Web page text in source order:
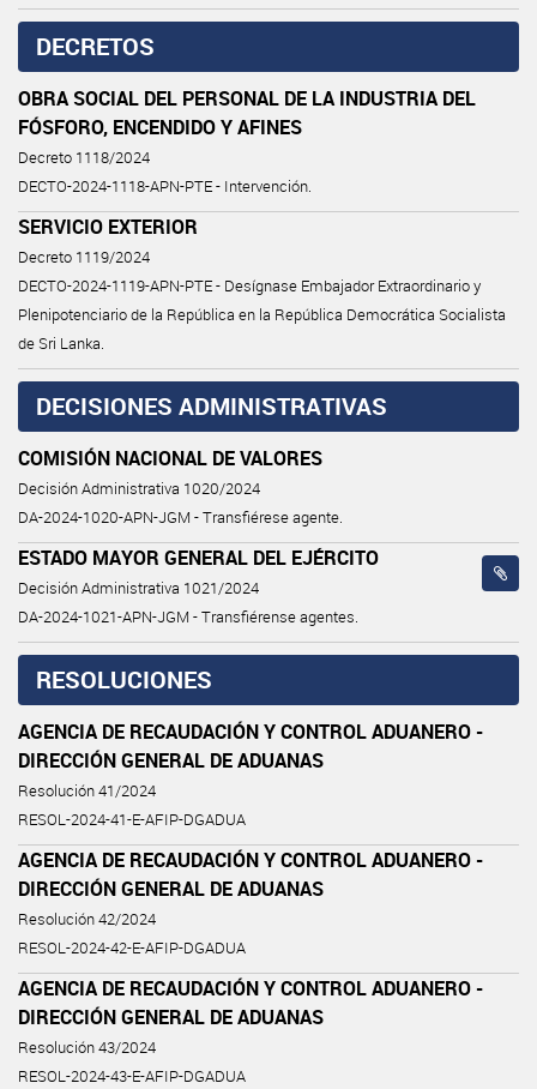
DECRETOS
OBRA SOCIAL DEL PERSONAL DE LA INDUSTRIA DEL
FÓSFORO, ENCENDIDO Y AFINES
Decreto 1118/2024
DECTO-2024-1118-APN-PTE - Intervención.
SERVICIO EXTERIOR
Decreto 1119/2024
DECTO-2024-1119-APN-PTE - Desígnase Embajador Extraordinario y
Plenipotenciario de la República en la República Democrática Socialista
de Sri Lanka.
DECISIONES ADMINISTRATIVAS
COMISIÓN NACIONAL DE VALORES
Decisión Administrativa 1020/2024
DA-2024-1020-APN-JGM - Transfiérese agente.
ESTADO MAYOR GENERAL DEL EJÉRCITO
Decisión Administrativa 1021/2024
DA-2024-1021-APN-JGM - Transfiérense agentes.
RESOLUCIONES
AGENCIA DE RECAUDACIÓN Y CONTROL ADUANERO -
DIRECCIÓN GENERAL DE ADUANAS
Resolución 41/2024
RESOL-2024-41-E-AFIP-DGADUA
AGENCIA DE RECAUDACIÓN Y CONTROL ADUANERO -
DIRECCIÓN GENERAL DE ADUANAS
Resolución 42/2024
RESOL-2024-42-E-AFIP-DGADUA
AGENCIA DE RECAUDACIÓN Y CONTROL ADUANERO -
DIRECCIÓN GENERAL DE ADUANAS
Resolución 43/2024
RESOL-2024-43-E-AFIP-DGADUA